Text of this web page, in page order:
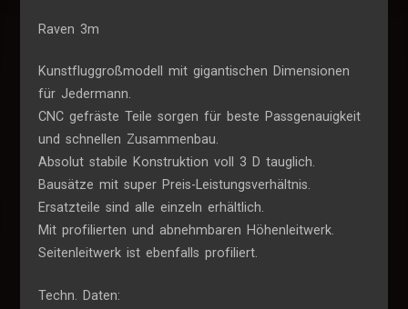
Raven 3m
Kunstfluggroßmodell mit gigantischen Dimensionen
für Jedermann.
CNC gefräste Teile sorgen für beste Passgenauigkeit
und schnellen Zusammenbau.
Absolut stabile Konstruktion voll 3 D tauglich.
Bausätze mit super Preis-Leistungsverhältnis.
Ersatzteile sind alle einzeln erhältlich.
Mit profilierten und abnehmbaren Höhenleitwerk.
Seitenleitwerk ist ebenfalls profiliert.
Techn. Daten: